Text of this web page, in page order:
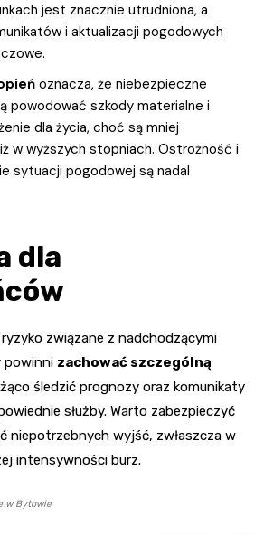
jest znacznie utrudniona, a
i aktualizacji pogodowych
oznacza, że niebezpieczne
powodować szkody materialne i
dla życia, choć są mniej
w wyższych stopniach. Ostrożność i
sytuacji pogodowej są nadal
dla
związane z nadchodzącymi
powinni zachować szczególną
śledzić prognozy oraz komunikaty
służby. Warto zabezpieczyć
niepotrzebnych wyjść, zwłaszcza w
intensywności burz.
w Bytowie